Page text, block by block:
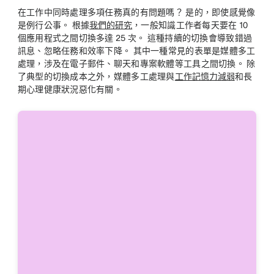
在工作中同時處理多項任務真的有問題嗎？ 是的，即使感覺像
是例行公事。 根據我們的研究 ，一般知識工作者每天要在 10
個應用程式之間切換多達 25 次。 這種持續的切換會導致錯過
訊息、忽略任務和效率下降。 其中一種常見的表單是媒體多工
處理，涉及在電子郵件、聊天和專案軟體等工具之間切換。 除
了典型的切換成本之外，媒體多工處理與工作記憶力減弱和長
期心理健康狀況惡化有關。